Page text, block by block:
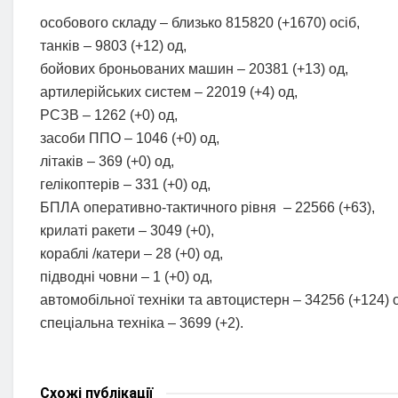
особового складу – близько 815820 (+1670) осіб,
танків – 9803 (+12) од,
бойових броньованих машин – 20381 (+13) од,
артилерійських систем – 22019 (+4) од,
РСЗВ – 1262 (+0) од,
засоби ППО – 1046 (+0) од,
літаків – 369 (+0) од,
гелікоптерів – 331 (+0) од,
БПЛА оперативно-тактичного рівня – 22566 (+63),
крилаті ракети – 3049 (+0),
кораблі /катери – 28 (+0) од,
підводні човни – 1 (+0) од,
автомобільної техніки та автоцистерн – 34256 (+124)
спеціальна техніка – 3699 (+2).
Схожі публікації